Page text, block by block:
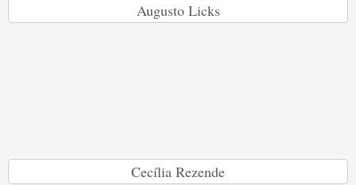
Augusto Licks
Cecília Rezende